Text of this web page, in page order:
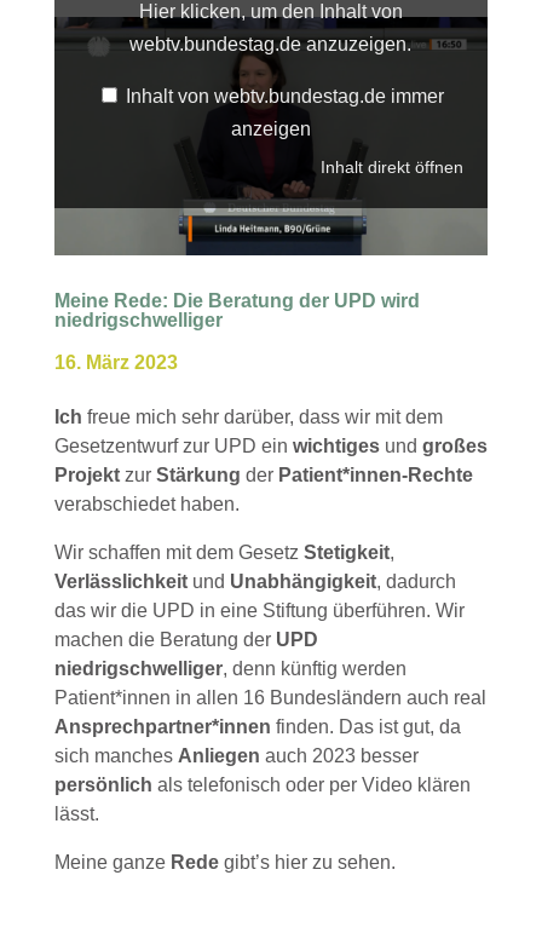
webtv.bundestag.de
anzeigen
Hier klicken, um den Inhalt von
webtv.bundestag.de anzuzeigen.
Inhalt von webtv.bundestag.de immer
anzeigen
Inhalt direkt öffnen
Meine Rede: Die Beratung der UPD wird
niedrigschwelliger
16. März 2023
Ich freue mich sehr darüber, dass wir mit dem
Gesetzentwurf zur UPD ein wichtiges und großes
Projektzur Stärkung der Patient*innen-Rechte
verabschiedet haben.
Wir schaffen mit dem Gesetz Stetigkeit,
Verlässlichkeit und Unabhängigkeit, dadurch
das wir die UPD in eine Stiftung überführen. Wir
machen die Beratung der UPD
niedrigschwelliger, denn künftig werden
Patient*innen in allen 16 Bundesländern auch real
Ansprechpartner*innen finden. Das ist gut, da
sich manches Anliegen auch 2023 besser
persönlich als telefonisch oder per Video klären
lässt.
Meine ganze Rede gibt’s hier zu sehen.